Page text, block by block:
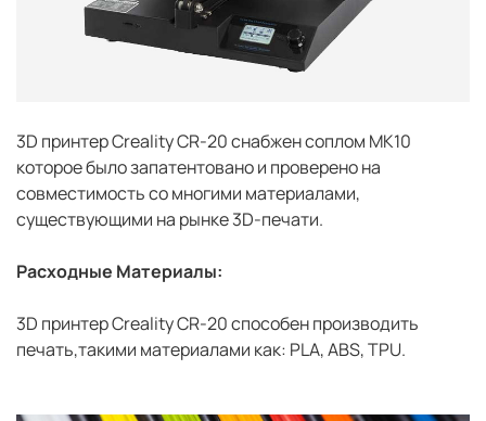
3D принтер Creality CR-20 снабжен соплом MK10
которое было запатентовано и проверено на
совместимость со многими материалами,
существующими на рынке 3D-печати.
Расходные Материалы:
3D принтер Creality CR-20 способен производить
печать,такими материалами как: PLA, ABS, TPU.